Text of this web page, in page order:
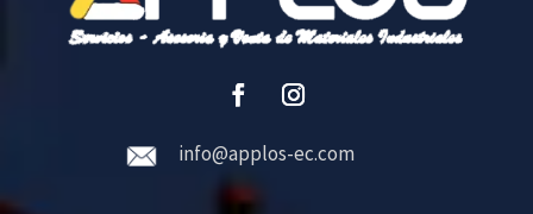
info@applos-ec.com